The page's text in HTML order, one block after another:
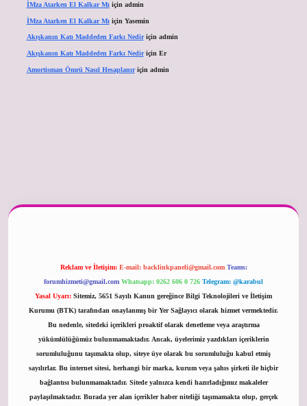
İMza Atarken El Kalkar Mıiçin admin
İMza Atarken El Kalkar Mıiçin Yasemin
Akışkanın Katı Maddeden Farkı Nediriçin admin
Akışkanın Katı Maddeden Farkı Nediriçin Er
Amortisman Ömrü Nasıl Hesaplanıriçin admin
Reklam ve İletişim: E-mail: backlinkpaneli@gmail.com Teams:
forumhizmeti@gmail.com Whatsapp: 0262 606 0 726 Telegram: @karabul
Yasal Uyarı: Sitemiz, 5651 Sayılı Kanun gereğince Bilgi Teknolojileri ve İletişim
Kurumu (BTK) tarafından onaylanmış bir Yer Sağlayıcı olarak hizmet vermektedir.
Bu nedenle, sitedeki içerikleri proaktif olarak denetleme veya araştırma
yükümlülüğümüz bulunmamaktadır. Ancak, üyelerimiz yazdıkları içeriklerin
sorumluluğunu taşımakta olup, siteye üye olarak bu sorumluluğu kabul etmiş
sayılırlar. Bu internet sitesi, herhangi bir marka, kurum veya şahıs şirketi ile hiçbir
bağlantısı bulunmamaktadır. Sitede yalnızca kendi hazırladığımız makaleler
paylaşılmaktadır. Burada yer alan içerikler haber niteliği taşımamakta olup, gerçek